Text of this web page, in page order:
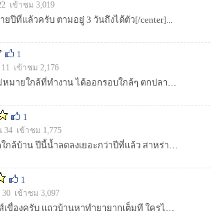
เข้าชม 3,019
ยปีที่แล้วครับ ตามอยู่ 3 วันถึงได้ตัว[/center]...
1
เข้าชม 2,176
หน้านี้ชะโดออกครอกใหม่หมายใกล้ที่ทำงาน ได้ออกรอบใกล้ๆ ตกปลาตามแนว "Catch & Release" ครับ ทดสอบกล้อง Action Camera ราคาหลัก 2 พันกว่าบาท...
1
34 เข้าชม 1,775
หมายอ่างเก็บน้ำขนาดเล็กใกล้บ้าน ปีนี้น้ำลดลงเยอะกว่าปีที่แล้ว สาหร่ายขึ้นหนา เหยื่อปลั๊กหมดสิทธิ คงเหลือที่ให้แต่เหยื่อผิวน้ำทำหน้าที่เท่านั้น กว่าจ...
1
เข้าชม 3,097
นานๆ ทีจะได้ปลาช่อนไซส์เขื่องครับ แถวบ้านหาทำยายากเต็มที ใครได้ขึ้นมาต้องกลายเป็นข่าวดัง เล่าต่อๆ กันสามวันเจ็ดวัน ถือเป็นตำนานกันเลยทีเดียว อุปกรณ์...